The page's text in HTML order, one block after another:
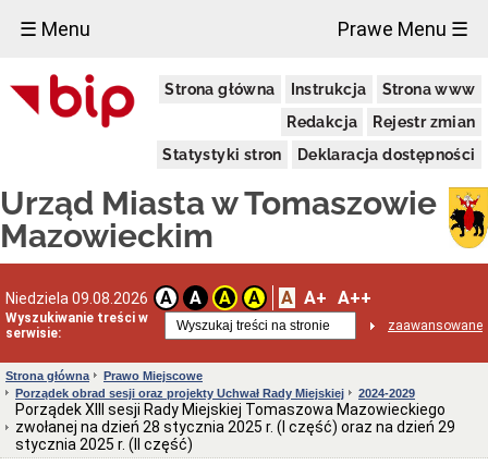
☰ Menu Prawe Menu ☰
Strona główna Instrukcja
Strona www
Redakcja
Rejestr zmian
Statystyki stron
Deklaracja dostępności
Urząd Miasta w Tomaszowie
Mazowieckim
Niedziela 09.08.2026 A A A A A A+ A++
Wyszukiwanie treści w
serwisie:
zaawansowane
Miasto
Pieczęcie
Granice
miasta
Statut
Miasta
Władze
Miasta
Prezydent
zastępcy
Rada
Miejska
2024-
2029
Strona główna
Prawo Miejscowe
Porządek obrad sesji oraz projekty Uchwał Rady Miejskiej
2024-2029
Porządek XIII sesji Rady Miejskiej Tomaszowa Mazowieckiego
zwołanej na dzień 28 stycznia 2025 r. (I część) oraz na dzień 29
stycznia 2025 r. (II część)
×